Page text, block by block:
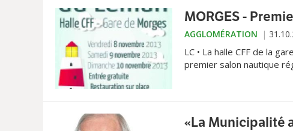
MORGES -
AGGLOMÉRATION
LC • La halle CFF de la
premier salon nautique
«La Municipalité